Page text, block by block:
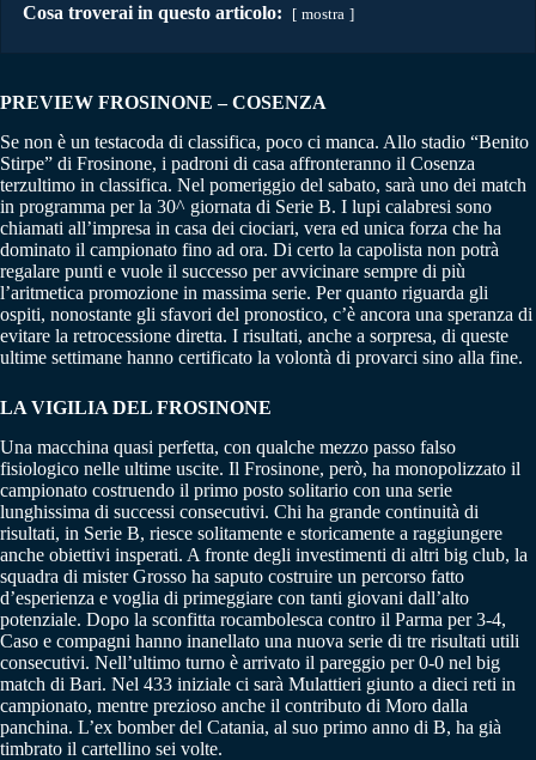
Cosa troverai in questo articolo: mostra
PREVIEW FROSINONE – COSENZA
Se non è un testacoda di classifica, poco ci manca. Allo stadio “Benito
Stirpe” di Frosinone, i padroni di casa affronteranno il Cosenza
terzultimo in classifica. Nel pomeriggio del sabato, sarà uno dei match
in programma per la 30^ giornata di Serie B. I lupi calabresi sono
chiamati all’impresa in casa dei ciociari, vera ed unica forza che ha
dominato il campionato fino ad ora. Di certo la capolista non potrà
regalare punti e vuole il successo per avvicinare sempre di più
l’aritmetica promozione in massima serie. Per quanto riguarda gli
ospiti, nonostante gli sfavori del pronostico, c’è ancora una speranza di
evitare la retrocessione diretta. I risultati, anche a sorpresa, di queste
ultime settimane hanno certificato la volontà di provarci sino alla fine.
LA VIGILIA DEL FROSINONE
Una macchina quasi perfetta, con qualche mezzo passo falso
fisiologico nelle ultime uscite. Il Frosinone, però, ha monopolizzato il
campionato costruendo il primo posto solitario con una serie
lunghissima di successi consecutivi. Chi ha grande continuità di
risultati, in Serie B, riesce solitamente e storicamente a raggiungere
anche obiettivi insperati. A fronte degli investimenti di altri big club, la
squadra di mister Grosso ha saputo costruire un percorso fatto
d’esperienza e voglia di primeggiare con tanti giovani dall’alto
potenziale. Dopo la sconfitta rocambolesca contro il Parma per 3-4,
Caso e compagni hanno inanellato una nuova serie di tre risultati utili
consecutivi. Nell’ultimo turno è arrivato il pareggio per 0-0 nel big
match di Bari. Nel 433 iniziale ci sarà Mulattieri giunto a dieci reti in
campionato, mentre prezioso anche il contributo di Moro dalla
panchina. L’ex bomber del Catania, al suo primo anno di B, ha già
timbrato il cartellino sei volte.